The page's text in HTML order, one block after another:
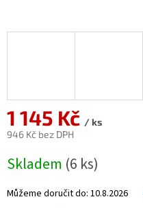
1 145 Kč / ks
946 Kč bez DPH
cena:
Skladem (6 ks)
Můžeme doručit do: 10.8.2026